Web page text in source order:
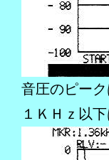
音圧のピー
１ＫＨｚ以